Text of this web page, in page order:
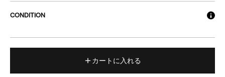
CONDITION
カートに入れる